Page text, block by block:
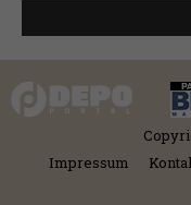
Impressum